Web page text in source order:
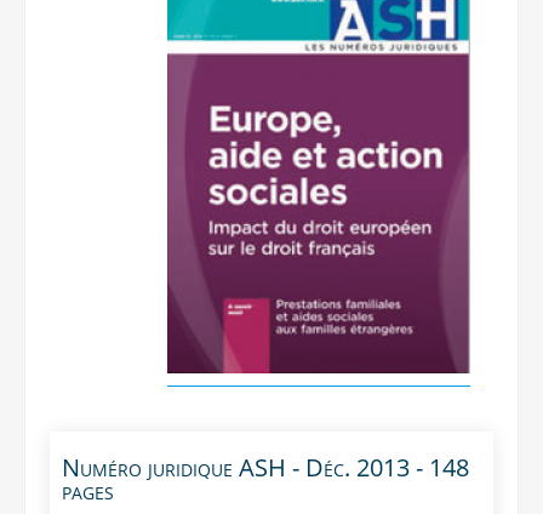
Numéro juridique ASH - Déc. 2013 - 148
pages